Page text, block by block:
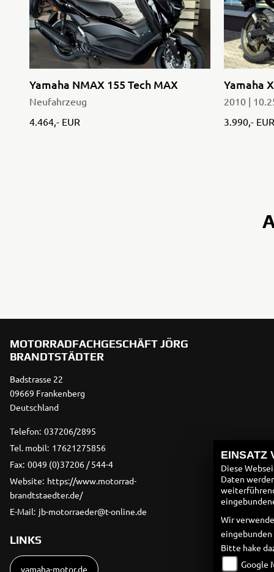
Yamaha NMAX 155 Tech MAX
Neufahrzeug
4.464,- EUR
Yamaha
2010 |
3.990,- EUR
MOTORRADFACHGESCHÄFT JÖRG
BRANDTSTÄDTER
Badstrasse 22
09669 Frankenberg
Deutschland
Telefon: 037206/2895
Tel. mobil: 17621275856
Fax: 0049 (0)37206 / 544-4
Website: https://www.motorrad-
brandtstaedter.de/
E-Mail: jb-motorraeder@t-online.de
LINKS
yamaha-motor.de
EINSATZ
Diese
Daten
Wir
Bitte hake
Google